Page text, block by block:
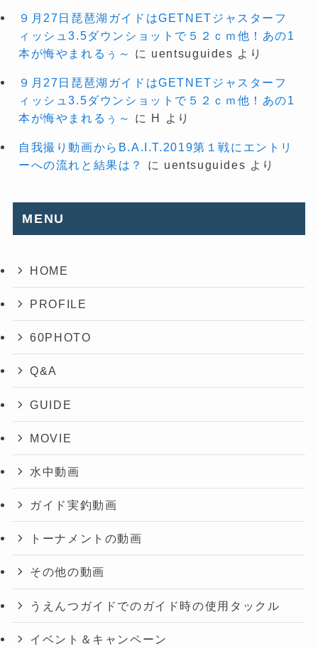
９月27日琵琶湖ガイドはGETNETジャスターフ
ィッシュ3.5ダウンショットで５２ｃｍ他！あの1
本が悔やまれるぅ～
に uentsuguides より
９月27日琵琶湖ガイドはGETNETジャスターフ
ィッシュ3.5ダウンショットで５２ｃｍ他！あの1
本が悔やまれるぅ～
に H より
自我撮り動画からB.A.I.T.2019第１戦にエントリ
ーへの流れと結果は？
に uentsuguides より
MENU
HOME
PROFILE
60PHOTO
Q&A
GUIDE
MOVIE
水中動画
ガイド実釣動画
トーナメントの動画
その他の動画
うえんつガイドでのガイド時の使用タックル
イベント＆キャンペーン